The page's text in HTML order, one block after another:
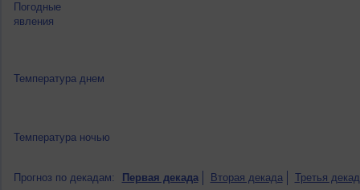
Погодные
явления
Температура днем
Температура ночью
Прогноз по декадам: Первая декада Вторая декада Третья